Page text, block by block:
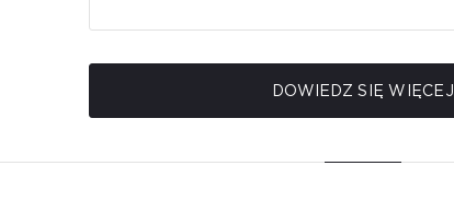
DOWIEDZ SIĘ WIĘCEJ